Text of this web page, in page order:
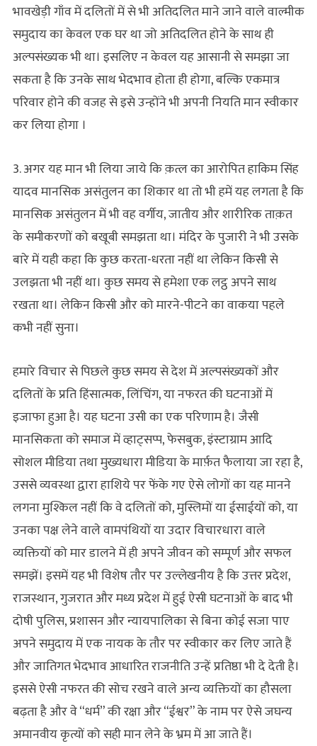
भावखेड़ी गाँव में दलितों में से भी अतिदलित माने जाने वाले वाल्मीक
समुदाय का केवल एक घर था जो अतिदलित होने के साथ ही
अल्पसंख्यक भी था। इसलिए न केवल यह आसानी से समझा जा
सकता है कि उनके साथ भेदभाव होता ही होगा, बल्कि एकमात्र
परिवार होने की वजह से इसे उन्होंने भी अपनी नियति मान स्वीकार
कर लिया होगा ।
3. अगर यह मान भी लिया जाये कि क़त्ल का आरोपित हाकिम सिंह
यादव मानसिक असंतुलन का शिकार था तो भी हमें यह लगता है कि
मानसिक असंतुलन में भी वह वर्गीय, जातीय और शारीरिक ताक़त
के समीकरणों को बखूबी समझता था। मंदिर के पुजारी ने भी उसके
बारे में यही कहा कि कुछ करता-धरता नहीं था लेकिन किसी से
उलझता भी नहीं था। कुछ समय से हमेशा एक लट्ठ अपने साथ
रखता था। लेकिन किसी और को मारने-पीटने का वाकया पहले
कभी नहीं सुना।
हमारे विचार से पिछले कुछ समय से देश में अल्पसंख्यकों और
दलितों के प्रति हिंसात्मक, लिंचिंग, या नफरत की घटनाओं में
इजाफा हुआ है। यह घटना उसी का एक परिणाम है। जैसी
मानसिकता को समाज में व्हाट्सप्प, फेसबुक, इंस्टाग्राम आदि
सोशल मीडिया तथा मुख्यधारा मीडिया के मार्फ़त फैलाया जा रहा है,
उससे व्यवस्था द्वारा हाशिये पर फेंके गए ऐसे लोगों का यह मानने
लगना मुश्किल नहीं कि वे दलितों को, मुस्लिमों या ईसाईयों को, या
उनका पक्ष लेने वाले वामपंथियों या उदार विचारधारा वाले
व्यक्तियों को मार डालने में ही अपने जीवन को सम्पूर्ण और सफल
समझें। इसमें यह भी विशेष तौर पर उल्लेखनीय है कि उत्तर प्रदेश,
राजस्थान, गुजरात और मध्य प्रदेश में हुई ऐसी घटनाओं के बाद भी
दोषी पुलिस, प्रशासन और न्यायपालिका से बिना कोई सजा पाए
अपने समुदाय में एक नायक के तौर पर स्वीकार कर लिए जाते हैं
और जातिगत भेदभाव आधारित राजनीति उन्हें प्रतिष्ठा भी दे देती है।
इससे ऐसी नफरत की सोच रखने वाले अन्य व्यक्तियों का हौसला
बढ़ता है और वे “धर्म” की रक्षा और “ईश्वर” के नाम पर ऐसे जघन्य
अमानवीय कृत्यों को सही मान लेने के भ्रम में आ जाते हैं।